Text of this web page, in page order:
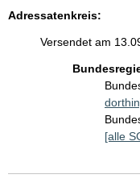
Adressatenkreis:
Versendet am
[alle